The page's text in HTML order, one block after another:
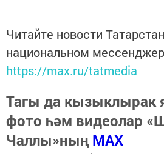
Читайте новости
национальном
https://max.ru/tatmedia
Тагы да кызыклырак
фото һәм видеолар
Чаллы»ныңMAX